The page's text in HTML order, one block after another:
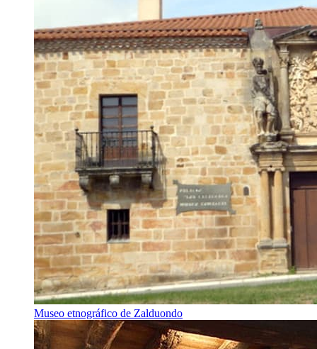
Museo etnográfico de Zalduondo